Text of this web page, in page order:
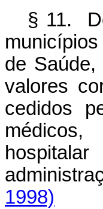
§ 11.
de
valores
cedidos
1998)